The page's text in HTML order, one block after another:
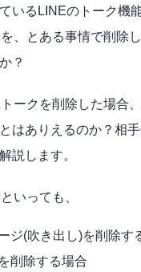
いるLINEのトーク機
、とある事情で削除
？
ークを削除した場合
はありえるのか？相
説します。
いっても、
ジ(吹き出し)を削除す
削除する場合